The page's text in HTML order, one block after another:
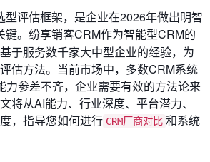
型评估框架，是企业在2026年做出明智
键。纷享销客CRM作为智能型CRM的
于服务数千家大中型企业的经验，为
估方法。当前市场中，多数CRM系统
力参差不齐，企业需要有效的方法论来
将从AI能力、行业深度、平台潜力、
，指导您如何进行 CRM厂商对比 和系统